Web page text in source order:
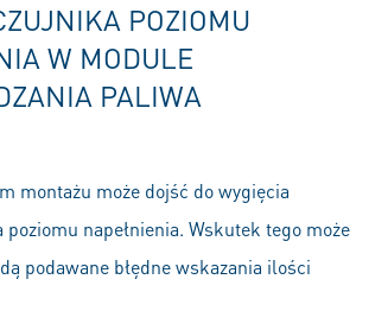
POZIOMU
W MODULE
PALIWA
montażu może dojść do wygięcia
napełnienia. Wskutek tego może
podawane błędne wskazania ilości